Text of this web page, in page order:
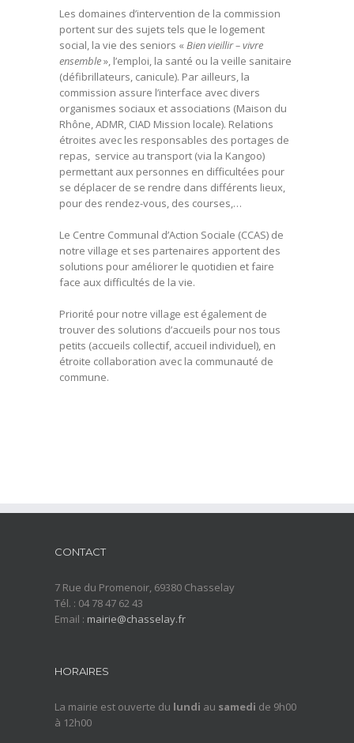
Les domaines d’intervention de la commission
portent sur des sujets tels que le logement
social, la vie des seniors « Bien vieillir – vivre
ensemble», l’emploi, la santé ou la veille sanitaire
(défibrillateurs, canicule). Par ailleurs, la
commission assure l’interface avec divers
organismes sociaux et associations (Maison du
Rhône, ADMR, CIAD Mission locale). Relations
étroites avec les responsables des portages de
repas, service au transport (via la Kangoo)
permettant aux personnes en difficultées pour
se déplacer de se rendre dans différents lieux,
pour des rendez-vous, des courses,…
Le Centre Communal d’Action Sociale (CCAS) de
notre village et ses partenaires apportent des
solutions pour améliorer le quotidien et faire
face aux difficultés de la vie.
Priorité pour notre village est également de
trouver des solutions d’accueils pour nos tous
petits (accueils collectif, accueil individuel), en
étroite collaboration avec la communauté de
commune.
CONTACT
7 Rue du Promenoir, 69380 Chasselay
Tél. : 04 78 47 62 43
Email : mairie@chasselay.fr
HORAIRES
La mairie est ouverte du lundi au samedi de 9h00
à 12h00